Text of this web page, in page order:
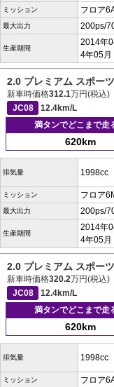
ミッション フロア
最大出力 200ps/
生産期間
2014年
4年05月
2.0 プレミアム スポー
新車時価格312.1万円(税込)
JC08
12.4km/L
満タンでどこまで走
620km
排気量 1998cc
ミッション フロア
最大出力 200ps/
生産期間
2014年
4年05月
2.0 プレミアム スポー
新車時価格320.2万円(税込)
JC08
12.4km/L
満タンでどこまで走
620km
排気量 1998cc
ミッション フロア